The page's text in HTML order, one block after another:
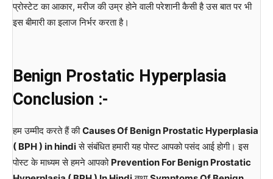
प्रोस्टेट का आकार, मरीज की उम्र होने वाली परेशानी कैसी है उस बात पर भी
इस बीमारी का इलाज निर्भर करता है।
Benign Prostatic Hyperplasia
Conclusion :-
हम उम्मीद करते हैं कीCauses Of Benign Prostatic Hyperplasia
( BPH ) in hindiसे संबंधित हमारी यह पोस्ट आपको पसंद आई होगी। इस
पोस्ट के माध्यम से हमने आपको Prevention For Benign Prostatic